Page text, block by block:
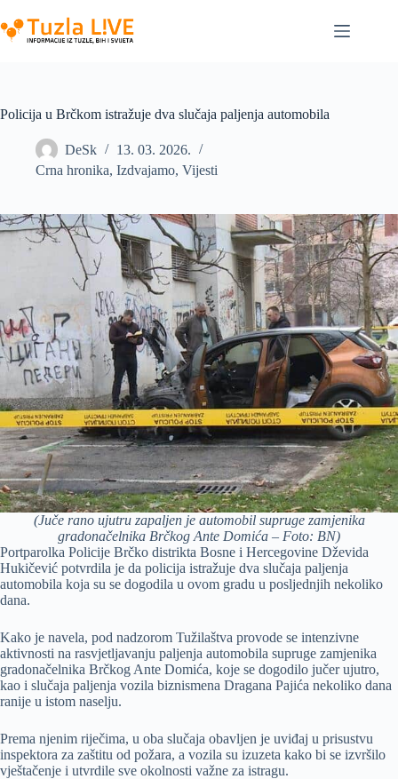
to
content
Policija u Brčkom istražuje dva slučaja paljenja automobila
DeSk
13. 03. 2026.
Crna hronika, Izdvajamo, Vijesti
(Juče rano ujutru zapaljen je automobil supruge zamjenika
gradonačelnika Brčkog Ante Domića – Foto: BN)
Portparolka Policije Brčko distrikta Bosne i Hercegovine Dževida
Hukičević potvrdila je da policija istražuje dva slučaja paljenja
automobila koja su se dogodila u ovom gradu u posljednjih nekoliko
dana.
Kako je navela, pod nadzorom Tužilaštva provode se intenzivne
aktivnosti na rasvjetljavanju paljenja automobila supruge zamjenika
gradonačelnika Brčkog Ante Domića, koje se dogodilo jučer ujutro,
kao i slučaja paljenja vozila biznismena Dragana Pajića nekoliko dana
ranije u istom naselju.
Prema njenim riječima, u oba slučaja obavljen je uviđaj u prisustvu
inspektora za zaštitu od požara, a vozila su izuzeta kako bi se izvršilo
vještačenje i utvrdile sve okolnosti važne za istragu.